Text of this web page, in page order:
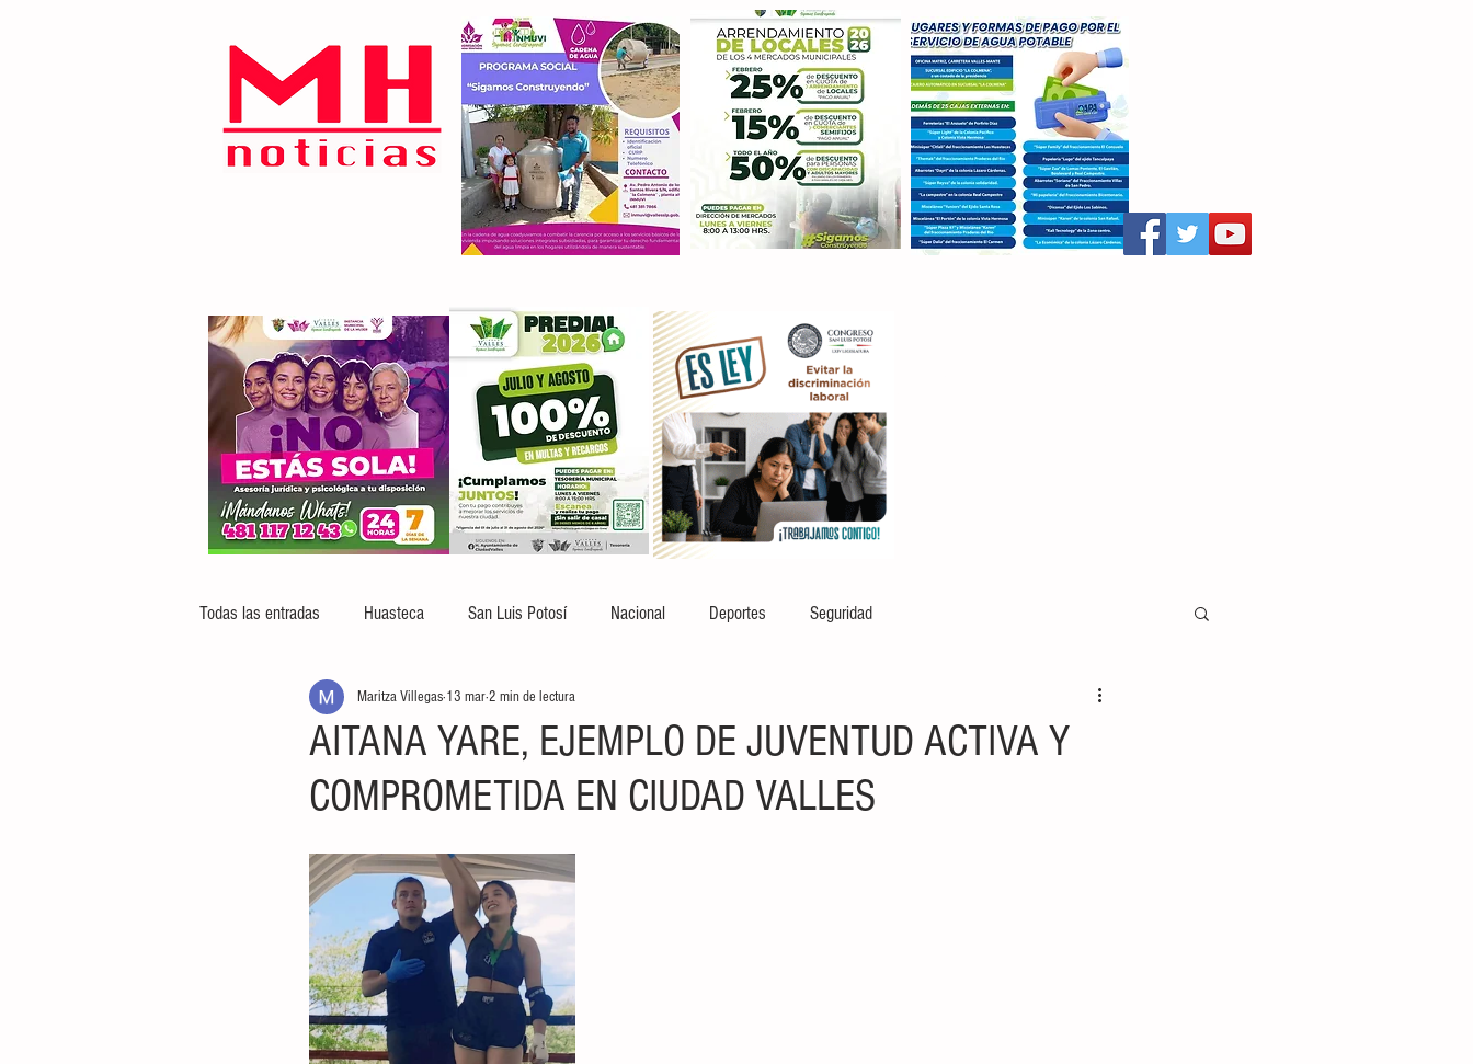
Todas las entradas Huasteca San Luis Potosí Nacional Deportes Seguridad
AITANA YARE, EJEMPLO DE JUVENTUD ACTIVA Y
COMPROMETIDA EN CIUDAD VALLES
Maritza Villegas 13 mar2 min de lectura